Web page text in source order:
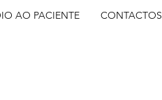
AO PACIENTE CONTACTOS